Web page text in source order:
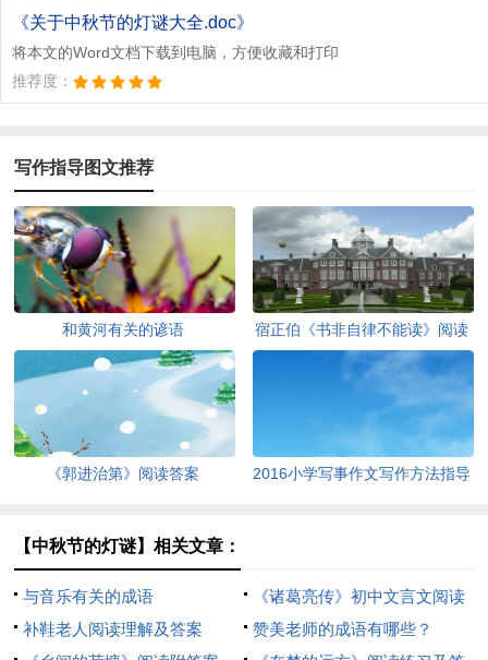
《关于中秋节的灯谜大全.doc》
将本文的Word文档下载到电脑，方便收藏和打印
推荐度：
写作指导图文推荐
和黄河有关的谚语
宿正伯《书非自律不能读》阅读
答案
《郭进治第》阅读答案 2016小学写事作文写作方法指导
【中秋节的灯谜】相关文章：
与音乐有关的成语
《诸葛亮传》初中文言文阅读
答案
补鞋老人阅读理解及答案
赞美老师的成语有哪些？